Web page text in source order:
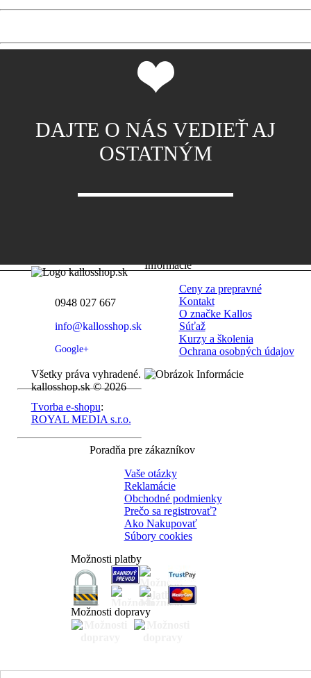
DAJTE O NÁS VEDIEŤ AJ
OSTATNÝM
0948 027 667
info@kallosshop.sk
Google+
Všetky práva vyhradené.
kallosshop.sk © 2026
Tvorba e-shopu:
ROYAL MEDIA s.r.o.
Informácie
Ceny za prepravné
Kontakt
O značke Kallos
Súťaž
Kurzy a školenia
Ochrana osobných údajov
Poradňa pre zákazníkov
Vaše otázky
Reklamácie
Obchodné podmienky
Prečo sa registrovať?
Ako Nakupovať
Súbory cookies
Možnosti platby
Možnosti dopravy